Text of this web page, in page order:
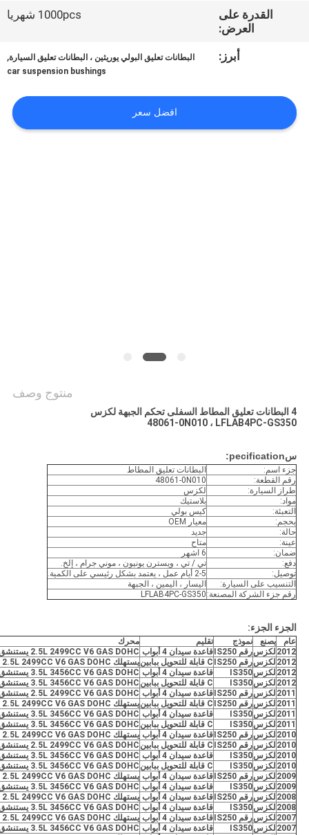
اقتباس
خريطة
القدرة على
العرض:
1000pcs شهريا
أبرز: البطانات تعليق البولي يوريثين ، البطانات تعليق السيارة,
car suspension bushings
افضل سعر
منتوج وصف
4 البطانات تعليق المطاط السفلى تحكم الجبهة لكزس
48061-0N010 ، LFLAB4PC-GS350
سpecification:
جزء اسم:
البطانات تعليق المطاط
رقم القطعة:
48061-0N010
طراز السيارة:
لكزس
مواد:
بلاستيك
التعبئة:
كيس بولي
بحجم:
معيار OEM
حالة:
جديد
عينة:
متاح
ضمان:
6 اشهر
دفع:
تي / تي ، ويسترن يونيون ، موني جرام ، إلخ.
توصيل:
2-5 أيام عمل ، يعتمد بشكل رئيسي على الكمية.
التنسيب على السيارة:
اليسار ، اليمين ، الجبهة
رقم جزء الشركة المصنعة: LFLAB4PC-GS350
الجزء الجزء:
عام يصنع نموذج تقليم
محرك
2012 لكزسرقم IS250 قاعدة سيدان 4 أبواب
2.5L 2499CC V6 GAS DOHC يستنشق بشكل طبيعي
2012 لكزسرقم IS250 C قابلة للتحويل ببابين
يستهلك 2.5L 2499CC V6 GAS DOHC بشكل طبيعي
2012 لكزسIS350 قاعدة سيدان 4 أبواب
3.5L 3456CC V6 GAS DOHC يستنشق بشكل طبيعي
2012 لكزسIS350 C قابلة للتحويل ببابين
3.5L 3456CC V6 GAS DOHC يستنشق بشكل طبيعي
2011 لكزسرقم IS250 قاعدة سيدان 4 أبواب
2.5L 2499CC V6 GAS DOHC يستنشق بشكل طبيعي
2011 لكزسرقم IS250 C قابلة للتحويل ببابين
يستهلك 2.5L 2499CC V6 GAS DOHC بشكل طبيعي
2011 لكزسIS350 قاعدة سيدان 4 أبواب
3.5L 3456CC V6 GAS DOHC يستنشق بشكل طبيعي
2011 لكزسIS350 C قابلة للتحويل ببابين
3.5L 3456CC V6 GAS DOHC يستنشق بشكل طبيعي
2010 لكزسرقم IS250 قاعدة سيدان 4 أبواب
يستهلك 2.5L 2499CC V6 GAS DOHC بشكل طبيعي
2010 لكزسرقم IS250 C قابلة للتحويل ببابين
2.5L 2499CC V6 GAS DOHC يستنشق بشكل طبيعي
2010 لكزسIS350 قاعدة سيدان 4 أبواب
3.5L 3456CC V6 GAS DOHC يستنشق بشكل طبيعي
2010 لكزسIS350 C قابلة للتحويل ببابين
3.5L 3456CC V6 GAS DOHC يستنشق بشكل طبيعي
2009 لكزسرقم IS250 قاعدة سيدان 4 أبواب
يستهلك 2.5L 2499CC V6 GAS DOHC بشكل طبيعي
2009 لكزسIS350 قاعدة سيدان 4 أبواب
3.5L 3456CC V6 GAS DOHC يستنشق بشكل طبيعي
2008 لكزسرقم IS250 قاعدة سيدان 4 أبواب
يستهلك 2.5L 2499CC V6 GAS DOHC بشكل طبيعي
2008 لكزسIS350 قاعدة سيدان 4 أبواب
3.5L 3456CC V6 GAS DOHC يستنشق بشكل طبيعي
2007 لكزسرقم IS250 قاعدة سيدان 4 أبواب
يستهلك 2.5L 2499CC V6 GAS DOHC بشكل طبيعي
2007 لكزسIS350 قاعدة سيدان 4 أبواب
3.5L 3456CC V6 GAS DOHC يستنشق بشكل طبيعي